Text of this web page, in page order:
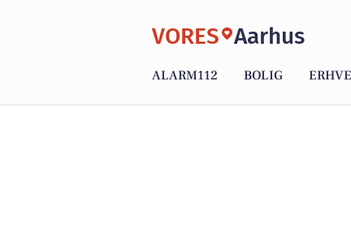
VORES Aarhus
ALARM112 BOLIG